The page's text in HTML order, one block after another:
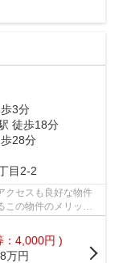
歩3分
徒歩18分
歩28分
目2-2
クセスも良好な物件
この物件のメリット
：4,000円 )
8万円